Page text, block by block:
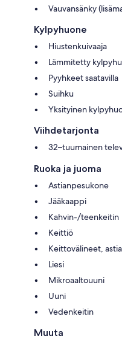
Vauvansänky
Kylpyhuone
Hiustenkuivaaja
Lämmitetty
Pyyhkeet saatavilla
Suihku
Yksityinen
Viihdetarjonta
32–tuumainen
Ruoka ja juoma
Astianpesukone
Jääkaappi
Kahvin-/teenkeitin
Keittiö
Keittovälineet,
Liesi
Mikroaaltouuni
Uuni
Vedenkeitin
Muuta